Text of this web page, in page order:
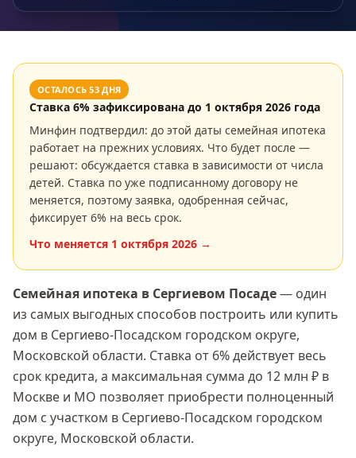
ОСТАЛОСЬ53 ДНЯ
Ставка 6% зафиксирована до 1 октября 2026 года
Минфин подтвердил: до этой даты семейная ипотека
работает на прежних условиях. Что будет после —
решают: обсуждается ставка в зависимости от числа
детей. Ставка по уже подписанному договору не
меняется, поэтому заявка, одобренная сейчас,
фиксирует 6% на весь срок.
Что меняется 1 октября 2026 →
Семейная ипотека в Сергиевом Посаде— один
из самых выгодных способов построить или купить
дом в Сергиево-Посадском городском округе,
Московской области. Ставка от 6%действует весь
срок кредита, а максимальная сумма до 12 млн ₽ в
Москве и МО позволяет приобрести полноценный
дом с участком в Сергиево-Посадском городском
округе, Московской области.